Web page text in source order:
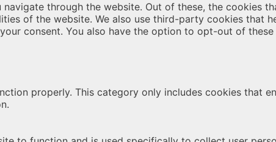
through the website. Out of these, the cookies
of the website. We also use third-party cookies that
consent. You also have the option to opt-out of
properly. This category only includes cookies that